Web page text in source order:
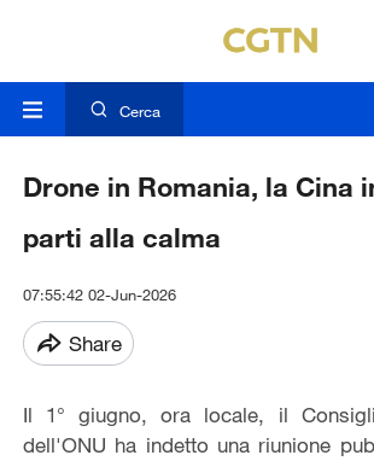
Cerca
Drone in Romania, la Cina
parti alla calma
07:55:42 02-Jun-2026
Share
Il 1° giugno, ora locale, il
dell'ONU ha indetto una riunione